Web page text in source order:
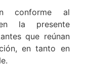
conforme al
la presente
que reúnan
en tanto en